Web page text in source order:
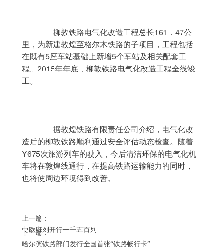
里，为新建敦煌至格尔木铁路的子项目，工程包括
在既有5座车站基础上新增5个车站及相关配套工
程。2015年年底，柳敦铁路电气化改造工程全线竣
工。
造后的柳敦铁路顺利通过安全评估动态检查。随着
Y675次旅游列车的驶入，今后清洁环保的电气化机
车将在敦煌线通行，在提高铁路运输能力的同时，
也将使周边环境得到改善。
上一篇：
中欧班列开行一千五百列
下一篇：
哈尔滨铁路部门发行全国首张“铁路畅行卡”